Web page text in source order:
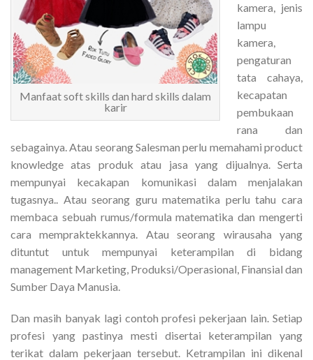
Manfaat soft skills dan hard skills dalam
karir
kamera, jenis
lampu
kamera,
pengaturan
tata cahaya,
kecapatan
pembukaan
rana dan
sebagainya. Atau seorang Salesman perlu memahami product
knowledge atas produk atau jasa yang dijualnya. Serta
mempunyai kecakapan komunikasi dalam menjalakan
tugasnya.. Atau seorang guru matematika perlu tahu cara
membaca sebuah rumus/formula matematika dan mengerti
cara mempraktekkannya. Atau seorang wirausaha yang
dituntut untuk mempunyai keterampilan di bidang
management Marketing, Produksi/Operasional, Finansial dan
Sumber Daya Manusia.
Dan masih banyak lagi contoh profesi pekerjaan lain. Setiap
profesi yang pastinya mesti disertai keterampilan yang
terikat dalam pekerjaan tersebut. Ketrampilan ini dikenal